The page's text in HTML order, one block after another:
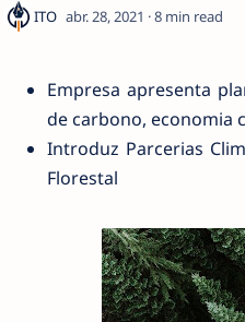
News
8
Empresa apresenta
de carbono, economia
Introduz Parcerias
Florestal